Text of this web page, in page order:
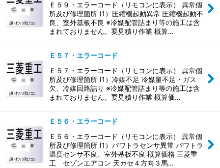
Ｅ５９・エラーコード（リモコンに表示） 異常個
所及び修理箇所 (1）圧縮機起動異常 圧縮機起動不
良、室外基板不良 ※冷媒配管詰まり等の施工は含
まれておりません。要見積り作業 概算…
Ｅ５７・エラーコード
Ｅ５７・エラーコード（リモコンに表示） 異常個
所及び修理箇所 (1）冷媒不足 冷媒量不足・ガス
欠、冷媒回路詰り ※冷媒配管詰まり等の施工は含
まれておりません。要見積り作業 概算価…
Ｅ５６・エラーコード
Ｅ５６・エラーコード（リモコンに表示） 異常個
所及び修理箇所 (1）パワトラセンサ異常 パワトラ
温度センサ不良、室外基板不良 概算価格 三菱重
工 セゾンエアコン 天カセ４方向３馬…